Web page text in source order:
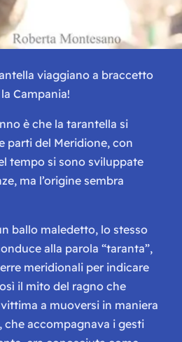
viaggiano a braccetto
Campania!
è che la tarantella si
parti del Meridione, con
tempo si sono sviluppate
ma l’origine sembra
ballo maledetto, lo stesso
alla parola “taranta”,
meridionali per indicare
il mito del ragno che
a muoversi in maniera
che accompagnava i gesti